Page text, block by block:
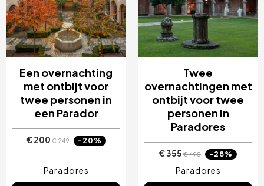
Een overnachting
met ontbijt voor
twee personen in
een Parador
€ 200€ 249 -20%
Paradores
Twee
overnachtingen met
ontbijt voor twee
personen in
Paradores
€ 355 € 495 -28%
Paradores